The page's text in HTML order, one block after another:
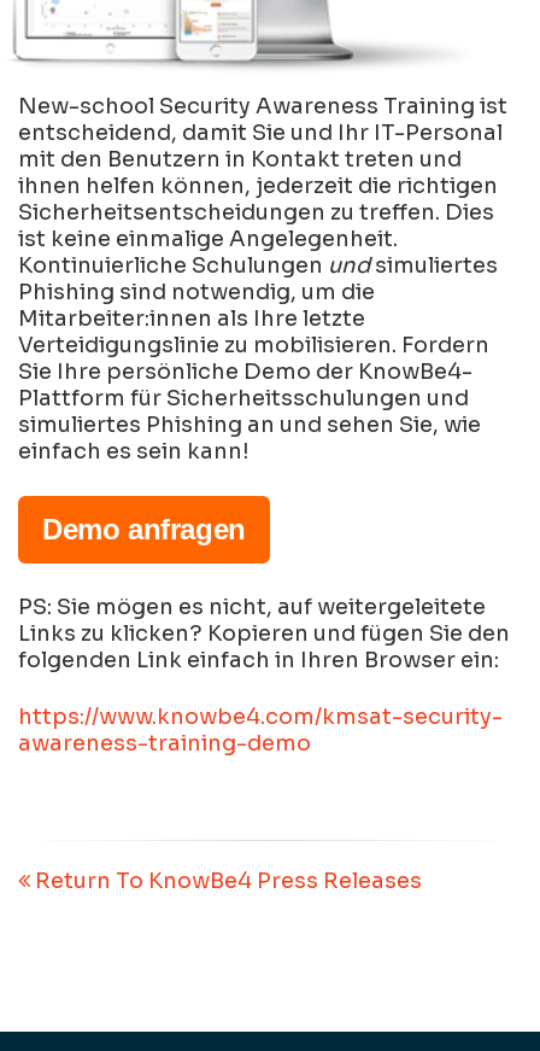
New-school Security Awareness Training ist
entscheidend, damit Sie und Ihr IT-Personal
mit den Benutzern in Kontakt treten und
ihnen helfen können, jederzeit die richtigen
Sicherheitsentscheidungen zu treffen. Dies
ist keine einmalige Angelegenheit.
Kontinuierliche Schulungen undsimuliertes
Phishing sind notwendig, um die
Mitarbeiter:innen als Ihre letzte
Verteidigungslinie zu mobilisieren. Fordern
Sie Ihre persönliche Demo der KnowBe4-
Plattform für Sicherheitsschulungen und
simuliertes Phishing an und sehen Sie, wie
einfach es sein kann!
Demo anfragen
PS: Sie mögen es nicht, auf weitergeleitete
Links zu klicken? Kopieren und fügen Sie den
folgenden Link einfach in Ihren Browser ein:
https://www.knowbe4.com/kmsat-security-
awareness-training-demo
Return To KnowBe4 Press Releases